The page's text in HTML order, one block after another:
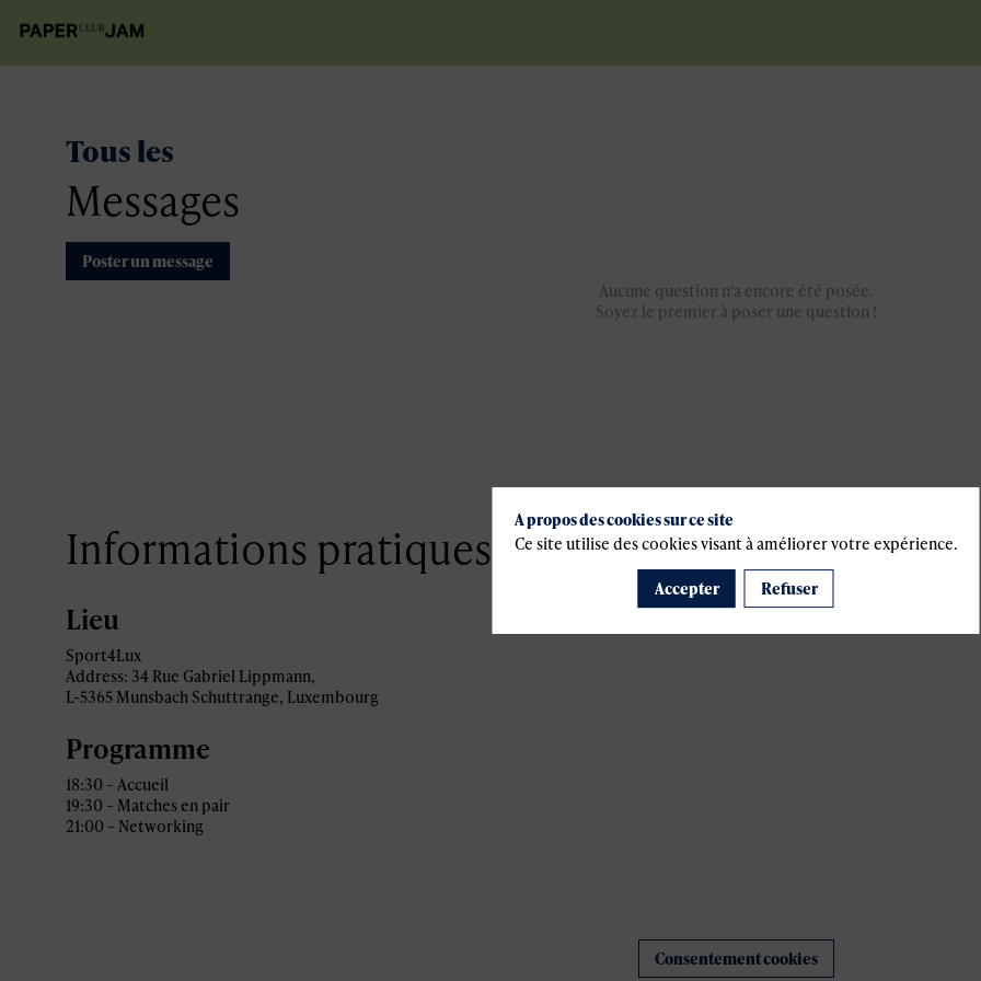
Tous les
Messages
Poster un message
Aucune question n'a encore été posée.
Soyez le premier à poser une question !
Informations pratiques
Lieu
Sport4Lux
Address: 34 Rue Gabriel Lippmann,
L-5365 Munsbach Schuttrange, Luxembourg
Programme
18:30 – Accueil
19:30 – Matches en pair
21:00 – Networking
Consentement cookies
A propos des cookies sur ce site
Ce site utilise des cookies visant à améliorer votre expérience.
Accepter Refuser